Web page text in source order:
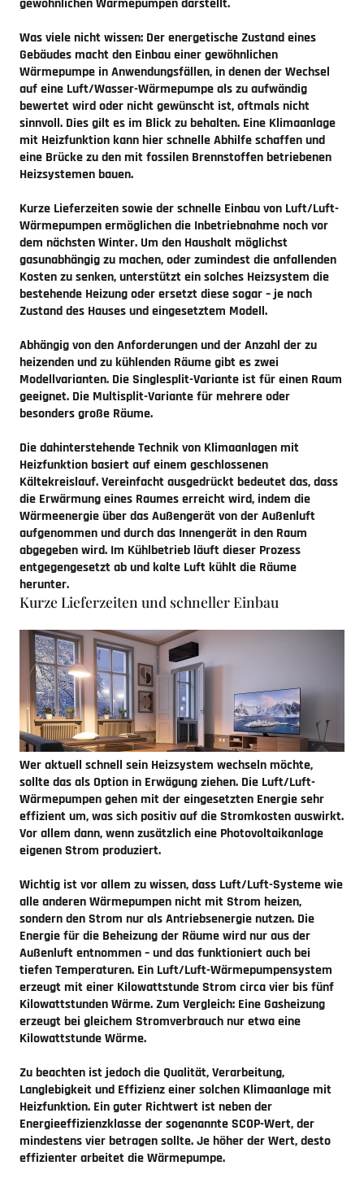
gewöhnlichen Wärmepumpen darstellt.
Was viele nicht wissen: Der energetische Zustand eines
Gebäudes macht den Einbau einer gewöhnlichen
Wärmepumpe in Anwendungsfällen, in denen der Wechsel
auf eine Luft/Wasser-Wärmepumpe als zu aufwändig
bewertet wird oder nicht gewünscht ist, oftmals nicht
sinnvoll. Dies gilt es im Blick zu behalten. Eine Klimaanlage
mit Heizfunktionkann hier schnelle Abhilfe schaffen und
eine Brücke zu den mit fossilen Brennstoffen betriebenen
Heizsystemen bauen.
Kurze Lieferzeiten sowie der schnelle Einbau von Luft/Luft-
Wärmepumpen ermöglichen die Inbetriebnahme noch vor
dem nächsten Winter. Um den Haushalt möglichst
gasunabhängig zu machen, oder zumindest die anfallenden
Kosten zu senken, unterstützt ein solches Heizsystem die
bestehende Heizung oder ersetzt diese sogar – je nach
Zustand des Hauses und eingesetztem Modell.
Abhängig von den Anforderungen und der Anzahl der zu
heizenden und zu kühlenden Räume gibt es zwei
Modellvarianten. Die Singlesplit-Variante ist für einen Raum
geeignet. Die Multisplit-Variante für mehrere oder
besonders große Räume.
Die dahinterstehende Technik von Klimaanlagen mit
Heizfunktion basiert auf einem geschlossenen
Kältekreislauf. Vereinfacht ausgedrückt bedeutet das, dass
die Erwärmung eines Raumes erreicht wird, indem die
Wärmeenergie über das Außengerät von der Außenluft
aufgenommen und durch das Innengerät in den Raum
abgegeben wird. Im Kühlbetrieb läuft dieser Prozess
entgegengesetzt ab und kalte Luft kühlt die Räume
herunter.
Kurze Lieferzeiten und schneller Einbau
Wer aktuell schnell sein Heizsystem wechseln möchte,
sollte das als Option in Erwägung ziehen. Die Luft/Luft-
Wärmepumpen gehen mit der eingesetzten Energie sehr
effizient um, was sich positiv auf die Stromkosten auswirkt.
Vor allem dann, wenn zusätzlich eine Photovoltaikanlage
eigenen Strom produziert.
Wichtig ist vor allem zu wissen, dass Luft/Luft-Systeme wie
alle anderen Wärmepumpen nicht mit Strom heizen,
sondern den Strom nur als Antriebsenergie nutzen. Die
Energie für die Beheizung der Räume wird nur aus der
Außenluft entnommen – und das funktioniert auch bei
tiefen Temperaturen. Ein Luft/Luft-Wärmepumpensystem
erzeugt mit einer Kilowattstunde Strom circa vier bis fünf
Kilowattstunden Wärme. Zum Vergleich: Eine Gasheizung
erzeugt bei gleichem Stromverbrauch nur etwa eine
Kilowattstunde Wärme.
Zu beachten ist jedoch die Qualität, Verarbeitung,
Langlebigkeit und Effizienz einer solchen Klimaanlage mit
Heizfunktion. Ein guter Richtwert ist neben der
Energieeffizienzklasse der sogenannte SCOP-Wert, der
mindestens vier betragen sollte. Je höher der Wert, desto
effizienter arbeitet die Wärmepumpe.